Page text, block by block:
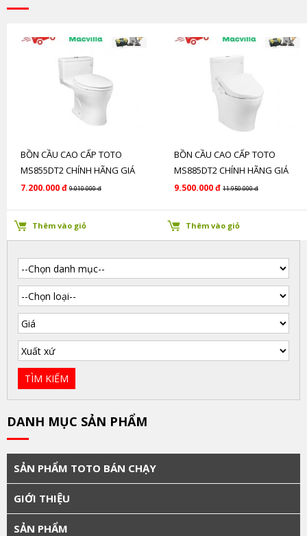
BỒN CẦU CAO CẤP TOTO
MS855DT2 CHÍNH HÃNG GIÁ
RẺ
7.200.000 đ 9.010.000 đ
Thêm vào giỏ
BỒN CẦU CAO CẤP TOTO
MS885DT2 CHÍNH HÃNG GIÁ
RẺ
9.500.000 đ 11.950.000 đ
Thêm vào giỏ
DANH MỤC SẢN PHẨM
SẢN PHẨM TOTO BÁN CHẠY
GIỚI THIỆU
SẢN PHẨM